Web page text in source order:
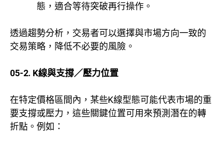
態，適合等待突破再行操作。
透過趨勢分析，交易者可以選擇與市場方向一致的
交易策略，降低不必要的風險。
05-2. K線與支撐／壓力位置
在特定價格區間內，某些K線型態可能代表市場的重
要支撐或壓力，這些關鍵位置可用來預測潛在的轉
折點。例如：